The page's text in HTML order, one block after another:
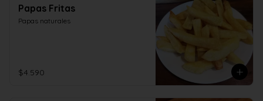
Papas Fritas
Papas naturales
$4.590